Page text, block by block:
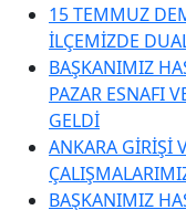
15 TEMMUZ
İLÇEMİZDE
BAŞKANIMIZ
PAZAR ESNAFI
GELDİ
ANKARA GİRİŞİ
BAŞKANIMIZ